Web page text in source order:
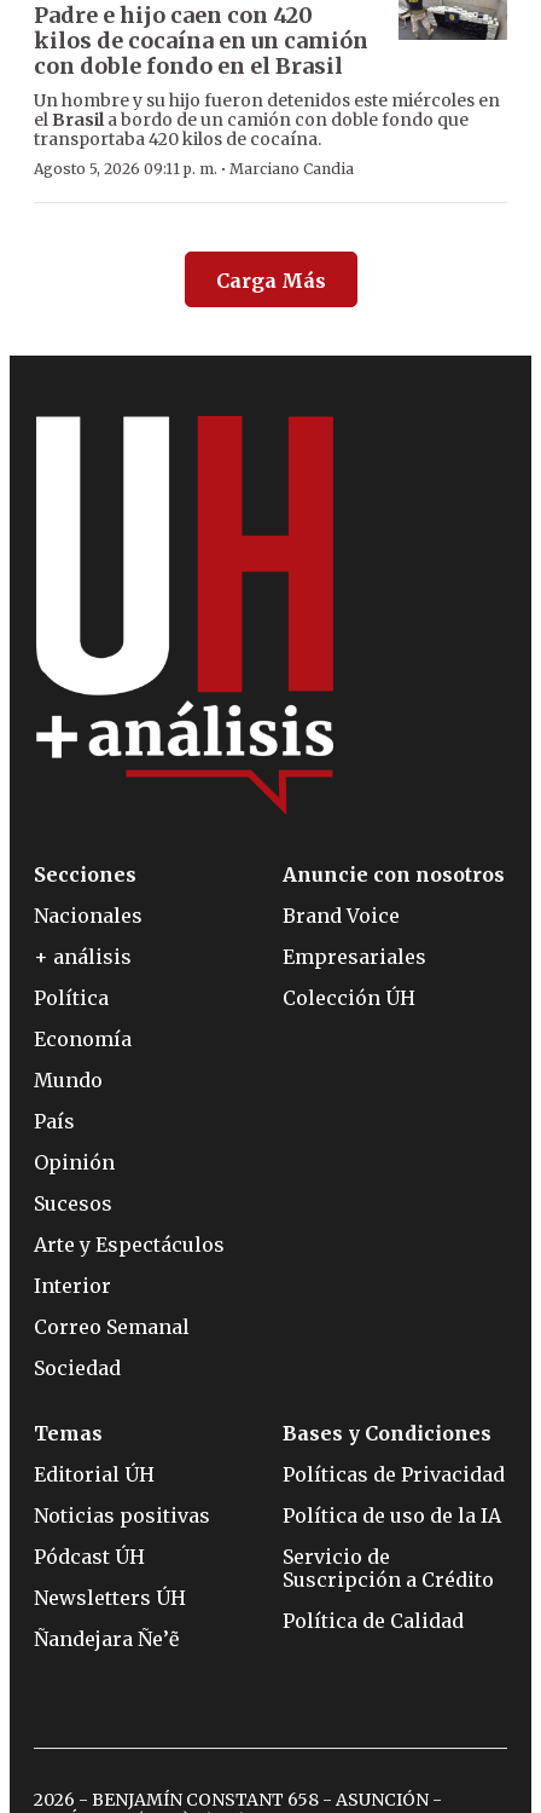
Padre e hijo caen con 420
kilos de cocaína en un camión
con doble fondo en el Brasil
Un hombre y su hijo fueron detenidos este miércoles en
el Brasila bordo de un camión con doble fondo que
transportaba 420 kilos de cocaína.
Agosto 5, 2026 09:11 p. m. · Marciano Candia
Carga Más
Secciones
Nacionales
+ análisis
Política
Economía
Mundo
País
Opinión
Sucesos
Arte y Espectáculos
Interior
Correo Semanal
Sociedad
Anuncie con nosotros
Brand Voice
Empresariales
Colección ÚH
Temas
Editorial ÚH
Noticias positivas
Pódcast ÚH
Newsletters ÚH
Ñandejara Ñe’ẽ
Bases y Condiciones
Políticas de Privacidad
Política de uso de la IA
Servicio de
Suscripción a Crédito
Política de Calidad
2026 - BENJAMÍN CONSTANT 658 - ASUNCIÓN -